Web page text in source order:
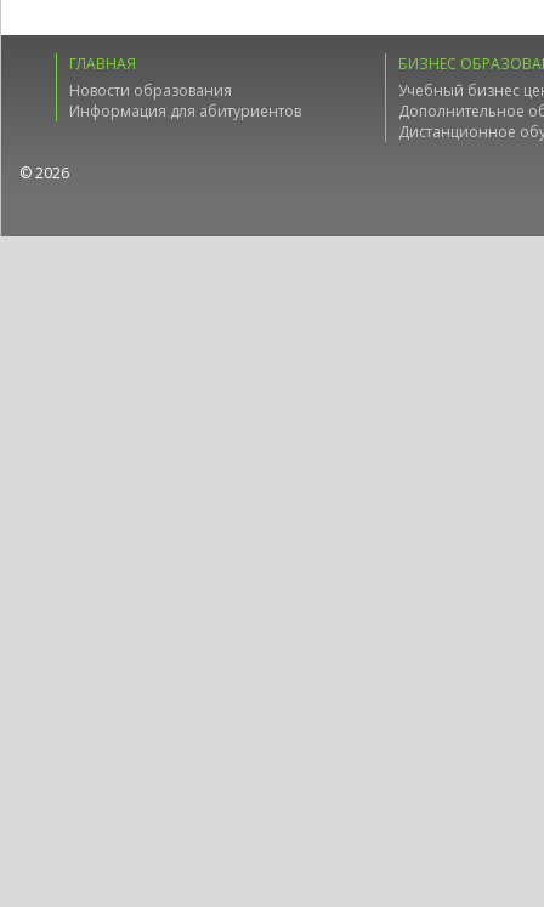
ГЛАВНАЯ
Новости образования
Информация для абитуриентов
БИЗНЕС
Учебный бизнес
Дополнительное
Дистанционное
© 2026